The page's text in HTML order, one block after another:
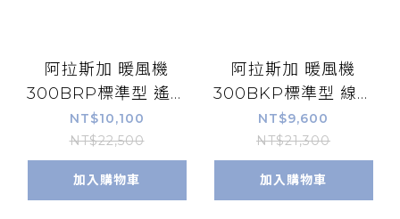
阿拉斯加 暖風機
300BRP標準型 遙控
110V / 220V
NT$10,100
NT$22,500
加入購物車
阿拉斯加 暖風機
300BKP標準型 線控
110V / 220V
NT$9,600
NT$21,300
加入購物車